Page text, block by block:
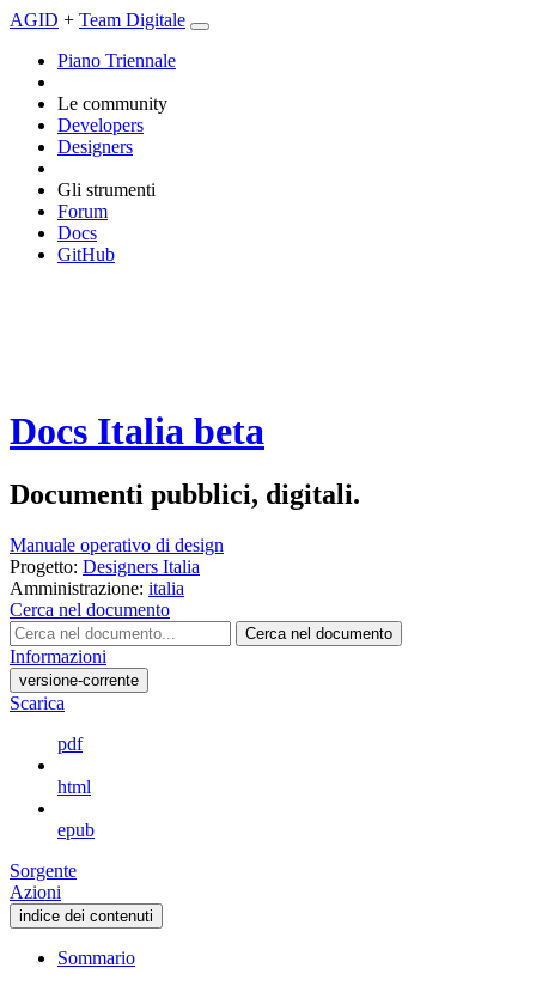
AGID + Team Digitale
Piano Triennale
Le community
Developers
Designers
Gli strumenti
Forum
Docs
GitHub
Docs Italia beta
Documenti pubblici, digitali.
Manuale operativo di design
Progetto: Designers Italia
Amministrazione: italia
Cerca nel documento
Cerca nel documento
Informazioni
versione-corrente
Scarica
pdf
html
epub
Sorgente
Azioni
indice dei contenuti
Sommario